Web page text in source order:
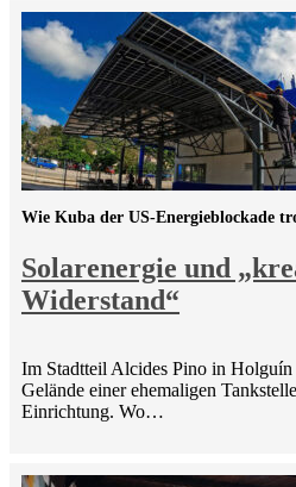
Solarenergie und
Widerstand“
Wie Kuba der US-Energieblockade
Im Stadtteil Alcides Pino in Holguín
Gelände einer ehemaligen
Einrichtung. Wo…